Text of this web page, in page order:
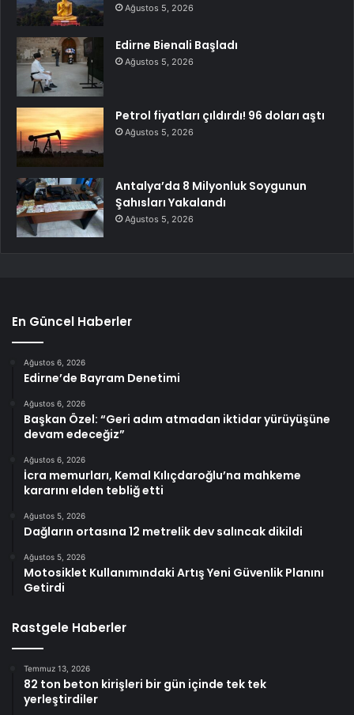
Ağustos 5, 2026
Edirne Bienali Başladı
Ağustos 5, 2026
Petrol fiyatları çıldırdı! 96 doları aştı
Ağustos 5, 2026
Antalya’da 8 Milyonluk Soygunun
Şahısları Yakalandı
Ağustos 5, 2026
En Güncel Haberler
Ağustos 6, 2026
Edirne’de Bayram Denetimi
Ağustos 6, 2026
Başkan Özel: “Geri adım atmadan iktidar yürüyüşüne
devam edeceğiz”
Ağustos 6, 2026
İcra memurları, Kemal Kılıçdaroğlu’na mahkeme
kararını elden tebliğ etti
Ağustos 5, 2026
Dağların ortasına 12 metrelik dev salıncak dikildi
Ağustos 5, 2026
Motosiklet Kullanımındaki Artış Yeni Güvenlik Planını
Getirdi
Rastgele Haberler
Temmuz 13, 2026
82 ton beton kirişleri bir gün içinde tek tek
yerleştirdiler